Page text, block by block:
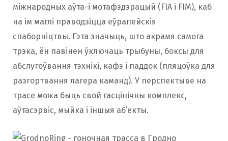
міжнародных аўта-і мотафэдэрацый (FIA і FIM), каб
на ім маглі праводзіцца еўрапейскія
спаборніцтвы. Гэта значыць, што акрамя самога
трэка, ён павінен ўключаць трыбуны, боксы для
абслугоўвання тэхнікі, кафэ і паддок (пляцоўка для
разгортвання лагера каманд). У перспектыве на
трасе можа быць свой гасцінічны комплекс,
аўтасэрвіс, мыйка і іншыя аб’екты.